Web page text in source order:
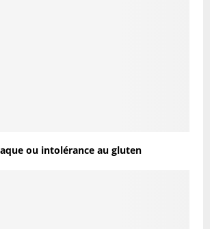
ou intolérance au gluten